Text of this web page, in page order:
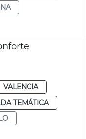
VALENCIA
TEMÁTICA